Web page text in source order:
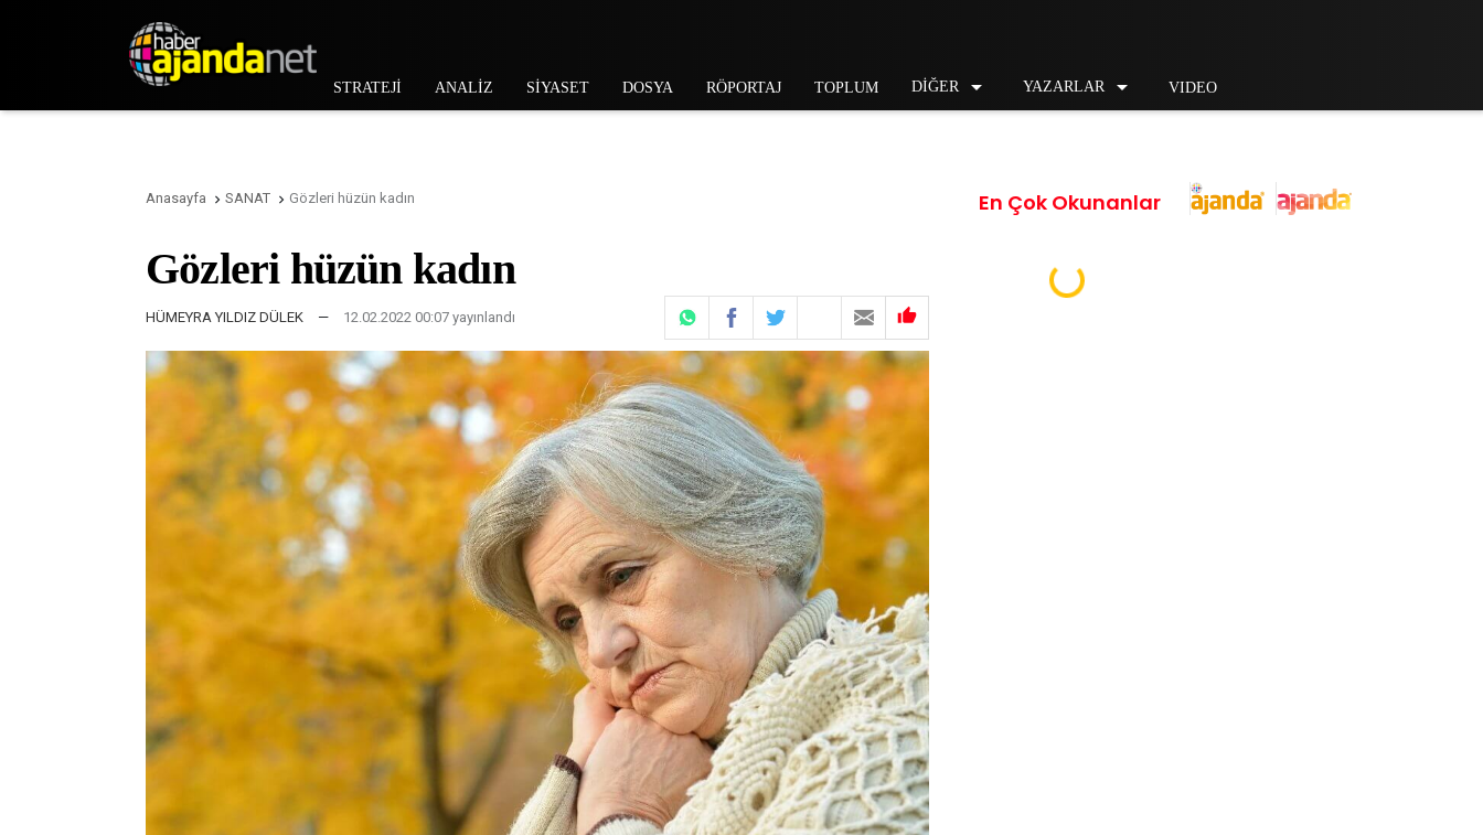
STRATEJİ ANALİZ SİYASET DOSYA RÖPORTAJ TOPLUM DİĞER  YAZARLAR  VIDEO
Anasayfa  SANAT  Gözleri hüzün kadın
Gözleri hüzün kadın
HÜMEYRA YILDIZ DÜLEK — 12.02.2022 00:07 yayınlandı 
En Çok Okunanlar
Loading...